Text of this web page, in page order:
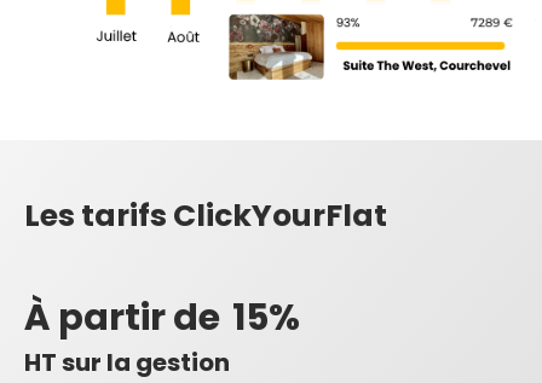
Les tarifs ClickYourFlat
À partir de 15%
HT sur la gestion